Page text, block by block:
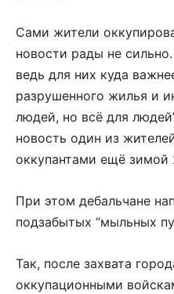
Сами жители
новости рады не
ведь для них куда
разрушенного жилья и
людей, но всё для
новость один из
оккупантами ещё зимой
При этом дебальчане
подзабытых “мыльных
Так, после захвата
оккупационными